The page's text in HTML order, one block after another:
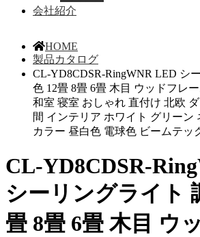
会社紹介
HOME
製品カタログ
CL-YD8CDSR-RingWNR LED シ
色 12畳 8畳 6畳 木目 ウッドフレ
和室 寝室 おしゃれ 直付け 北欧
間 インテリア ホワイト グリーン
カラー 昼白色 電球色 ビームテッ
CL-YD8CDSR-
シーリングライト
畳 8畳 6畳 木目 ウ